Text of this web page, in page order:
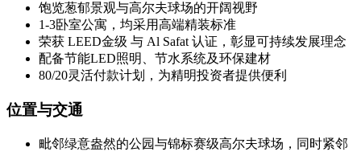
饱览葱郁景观与高尔夫球场的开阔视野
1-3卧室公寓，均采用高端精装标准
荣获 LEED金级 与 Al Safat 认证，彰显可持续发展理念
配备节能LED照明、节水系统及环保建材
80/20灵活付款计划，为精明投资者提供便利
位置与交通
毗邻绿意盎然的公园与锦标赛级高尔夫球场，同时紧邻